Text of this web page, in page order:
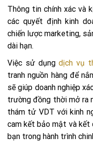
Thông tin chính xác và
các quyết định kinh
chiến lược marketing,
dài hạn.
Việc sử dụngdịch vụ
tranh nguồn hàng để
sẽ giúp doanh nghiệp
trường đồng thời mở ra
thám tử VDT với kinh
cam kết bảo mật và kết
bạn trong hành trình